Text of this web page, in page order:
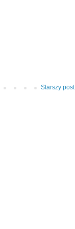
Starszy post